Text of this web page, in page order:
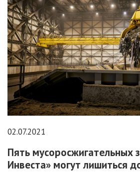
02.07.2021
Пять мусоросжигательных
Инвеста» могут лишиться